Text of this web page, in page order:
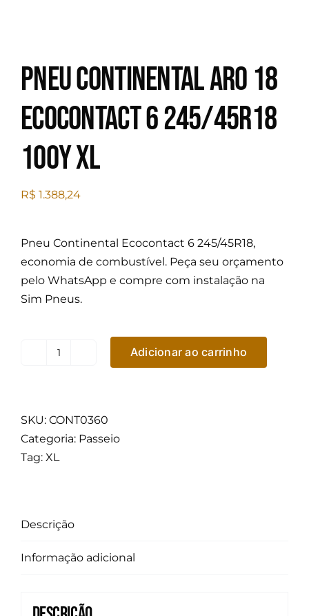
Pneu Continental Aro 18
Ecocontact 6 245/45R18
100Y XL
R$ 1.388,24
Pneu Continental Ecocontact 6 245/45R18,
economia de combustível. Peça seu orçamento
pelo WhatsApp e compre com instalação na
Sim Pneus.
18
Ecocontact
quantidade
Adicionar ao carrinho
SKU: CONT0360
Categoria: Passeio
Tag: XL
Descrição
Informação adicional